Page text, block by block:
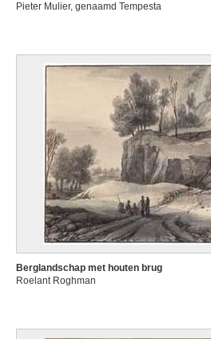
Pieter Mulier, genaamd Tempesta
Berglandschap met houten brug
Roelant Roghman